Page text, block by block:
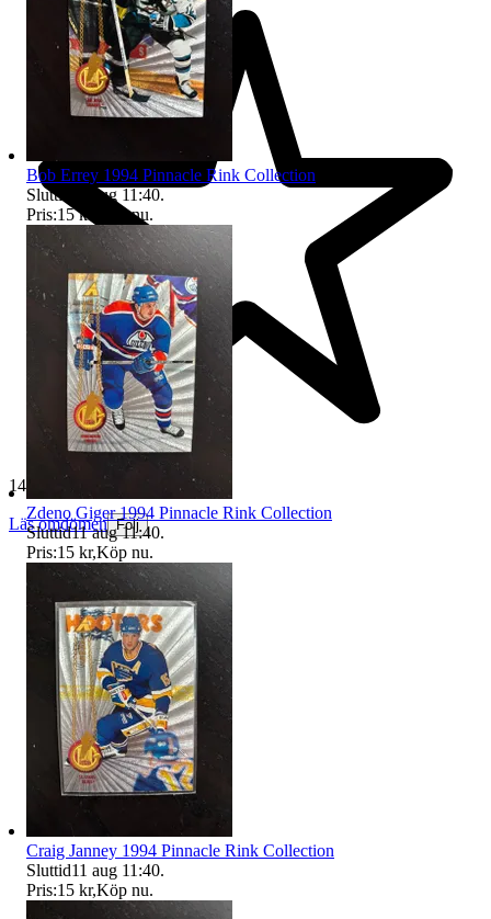
14 036 omdömen
Läs omdömen Följ
Bob Errey 1994 Pinnacle Rink Collection
Sluttid
11 aug 11:40.
Pris:15 kr Köp nu.
Zdeno Giger 1994 Pinnacle Rink Collection
Sluttid11 aug 11:40.
Pris:15 kr,Köp nu.
Craig Janney 1994 Pinnacle Rink Collection
Sluttid11 aug 11:40.
Pris:15 kr,Köp nu.